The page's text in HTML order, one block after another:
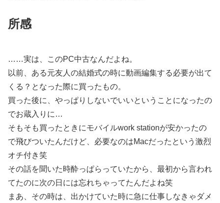
所感
……実は、このPC中古なんだよね。
以前、ある元友人の結婚式の時に動画編集する必要が出て
くる？となった際に買ったもの。
買った後に、やっぱりしないでいいということになったの
でお蔵入りに…
そもそも買ったときにモバイルwork stationが安かったの
で飛びついたんだけど、必要なのはMacだったという激烈
オチ付き笑
その話を聞いた時酔っぱらっていたから、最初から言われ
てたのに次の日には忘れちゃってたんだよね笑
まあ、その時は、出かけていた時に急に仕事しなきゃダメ